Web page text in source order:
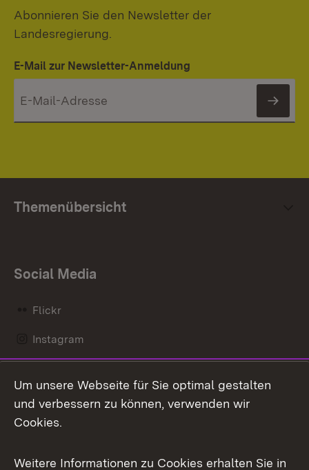
Abonnieren Sie den Newsletter der
Landesregierung.
E-Mail zur Newsletter-Anmeldung
Themenübersicht
Social Media
Flickr
Instagram
Mastodon
Messenger
Social Wall
Um unsere Webseite für Sie optimal gestalten
und verbessern zu können, verwenden wir
Cookies.
Weitere Informationen zu Cookies erhalten Sie in